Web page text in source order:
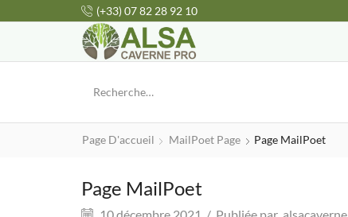
(+33) 07 82 28 92 10
Page D'accueil MailPoet Page Page MailPoet
Page MailPoet
10 décembre 2021 / Publiée par alsacaverne